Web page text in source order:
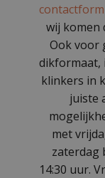
wij komen
Ook voor
dikformaat,
klinkers in
juiste
met
zaterdag
14:30 uur.